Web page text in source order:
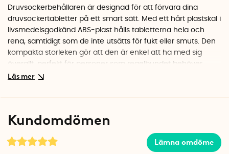
Druvsockerbehållaren är designad för att förvara dina
druvsockertabletter på ett smart sätt. Med ett hårt plastskal i
livsmedelsgodkänd ABS-plast hålls tabletterna hela och
rena, samtidigt som de inte utsätts för fukt eller smuts. Den
kompakta storleken gör att den är enkel att ha med sig
överallt, perfekt för personer som regelbundet behöver
snabb tillgång till druvsocker, exempelvis vid blodsockerfall.
Enkel påfyllning
För att fylla på dispensern, öppnar du locket på den yttre
behållaren och drar upp innerbehållaren. Lägg
Kundomdömen
Lämna omdöme